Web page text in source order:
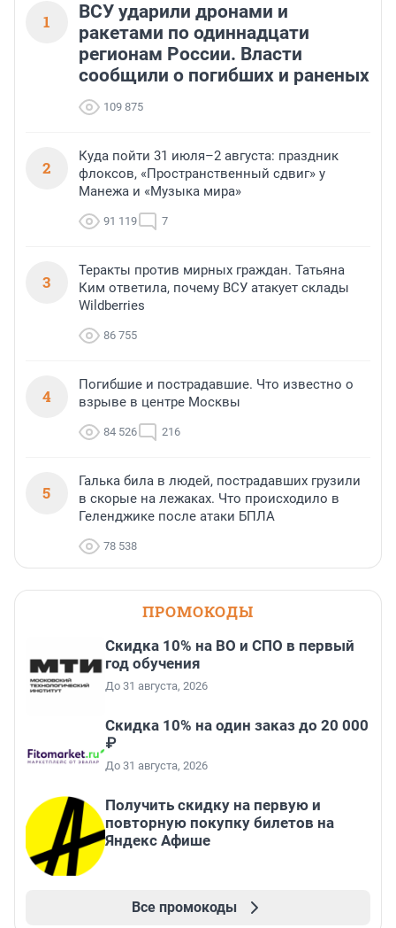
1
ВСУ ударили дронами и
ракетами по одиннадцати
регионам России. Власти
сообщили о погибших и раненых
109 875
2
Куда пойти 31 июля–2 августа: праздник
флоксов, «Пространственный сдвиг» у
Манежа и «Музыка мира»
91 119 7
3
Теракты против мирных граждан. Татьяна
Ким ответила, почему ВСУ атакует склады
Wildberries
86 755
4
Погибшие и пострадавшие. Что известно о
взрыве в центре Москвы
84 526 216
5
Галька била в людей, пострадавших грузили
в скорые на лежаках. Что происходило в
Геленджике после атаки БПЛА
78 538
ПРОМОКОДЫ
Скидка 10% на ВО и СПО в первый
год обучения
До 31 августа, 2026
Скидка 10% на один заказ до 20 000
₽
До 31 августа, 2026
Получить скидку на первую и
повторную покупку билетов на
Яндекс Афише
Все промокоды